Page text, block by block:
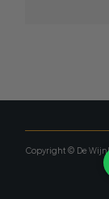
Copyright © De